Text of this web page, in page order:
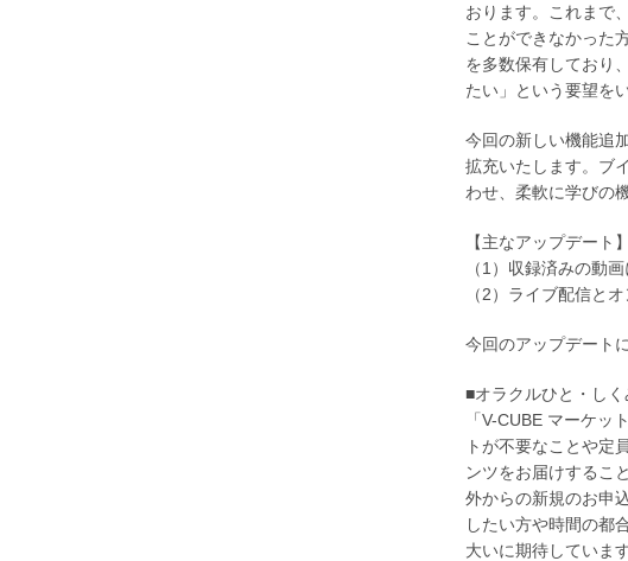
おります。これまで
ことができなかった
を多数保有しており
たい」という要望を
今回の新しい機能追
拡充いたします。ブ
わせ、柔軟に学びの
【主なアップデート】
（1）収録済みの動
（2）ライブ配信と
今回のアップデート
■オラクルひと・し
「V-CUBE マーケ
トが不要なことや定
ンツをお届けするこ
外からの新規のお申
したい方や時間の都
大いに期待しています